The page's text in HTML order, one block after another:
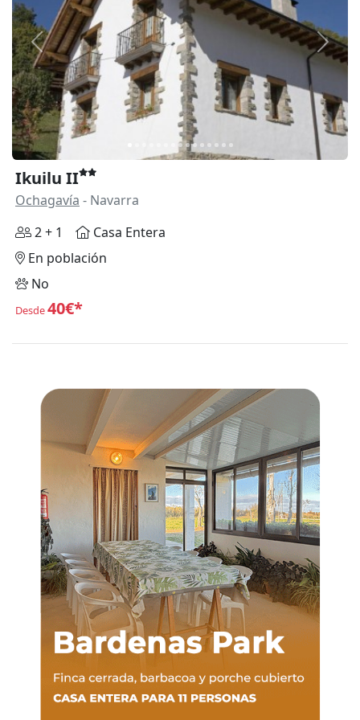
Anterior
Ikuilu II
Ochagavía - Navarra
2 + 1
Casa Entera
En población
No
Desde40€*